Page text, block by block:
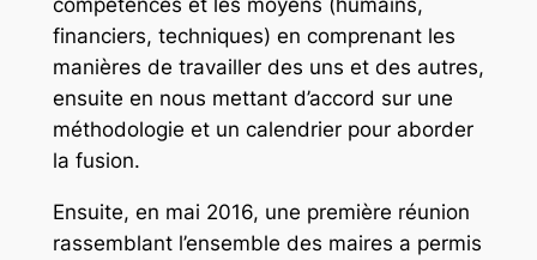
financiers, techniques) en comprenant les
manières de travailler des uns et des autres,
ensuite en nous mettant d’accord surune
méthodologie et un calendrier pour aborder
la fusion.
Ensuite, en mai 2016, une première réunion
rassemblant l’ensemble des maires a permis